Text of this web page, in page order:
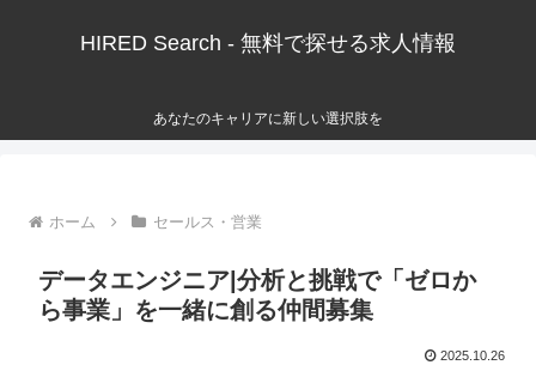
HIRED Search - 無料で探せる求人情報
あなたのキャリアに新しい選択肢を
ホーム セールス・営業
データエンジニア|分析と挑戦で「ゼロか
ら事業」を一緒に創る仲間募集
2025.10.26